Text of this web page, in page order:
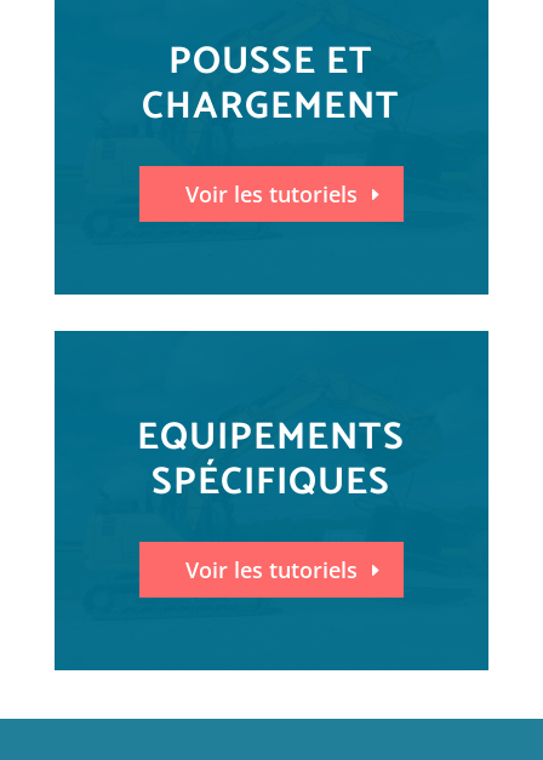
POUSSE ET
CHARGEMENT
Voir les tutoriels
EQUIPEMENTS
SPÉCIFIQUES
Voir les tutoriels